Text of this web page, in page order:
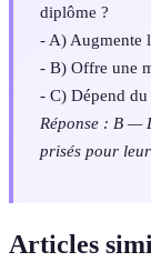
diplôme ?
- A) Augmente
- B) Offre une
- C) Dépend du
Réponse : B —
prisés pour
Articles